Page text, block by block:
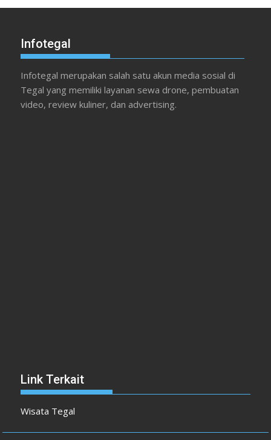
Infotegal
Infotegal merupakan salah satu akun media sosial di
Tegal yang memiliki layanan sewa drone, pembuatan
video, review kuliner, dan advertising.
Link Terkait
Wisata Tegal